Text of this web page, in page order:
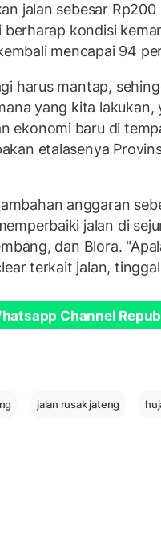
jalan sebesar Rp200
kondisi
mencapai 94
harus mantap,
yang kita lakukan,
ekonomi baru di
etalasenya
anggaran
jalan di
dan Blora.
terkait jalan,
Channel
jalan rusak jateng